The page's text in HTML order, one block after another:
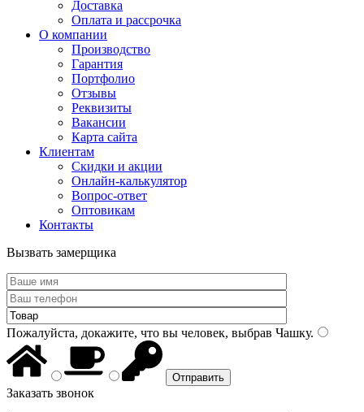
Доставка
Оплата и рассрочка
О компании
Производство
Гарантия
Портфолио
Отзывы
Реквизиты
Вакансии
Карта сайта
Клиентам
Скидки и акции
Онлайн-калькулятор
Вопрос-ответ
Оптовикам
Контакты
Вызвать замерщика
Пожалуйста, докажите, что вы человек, выбрав Чашку.
Заказать звонок